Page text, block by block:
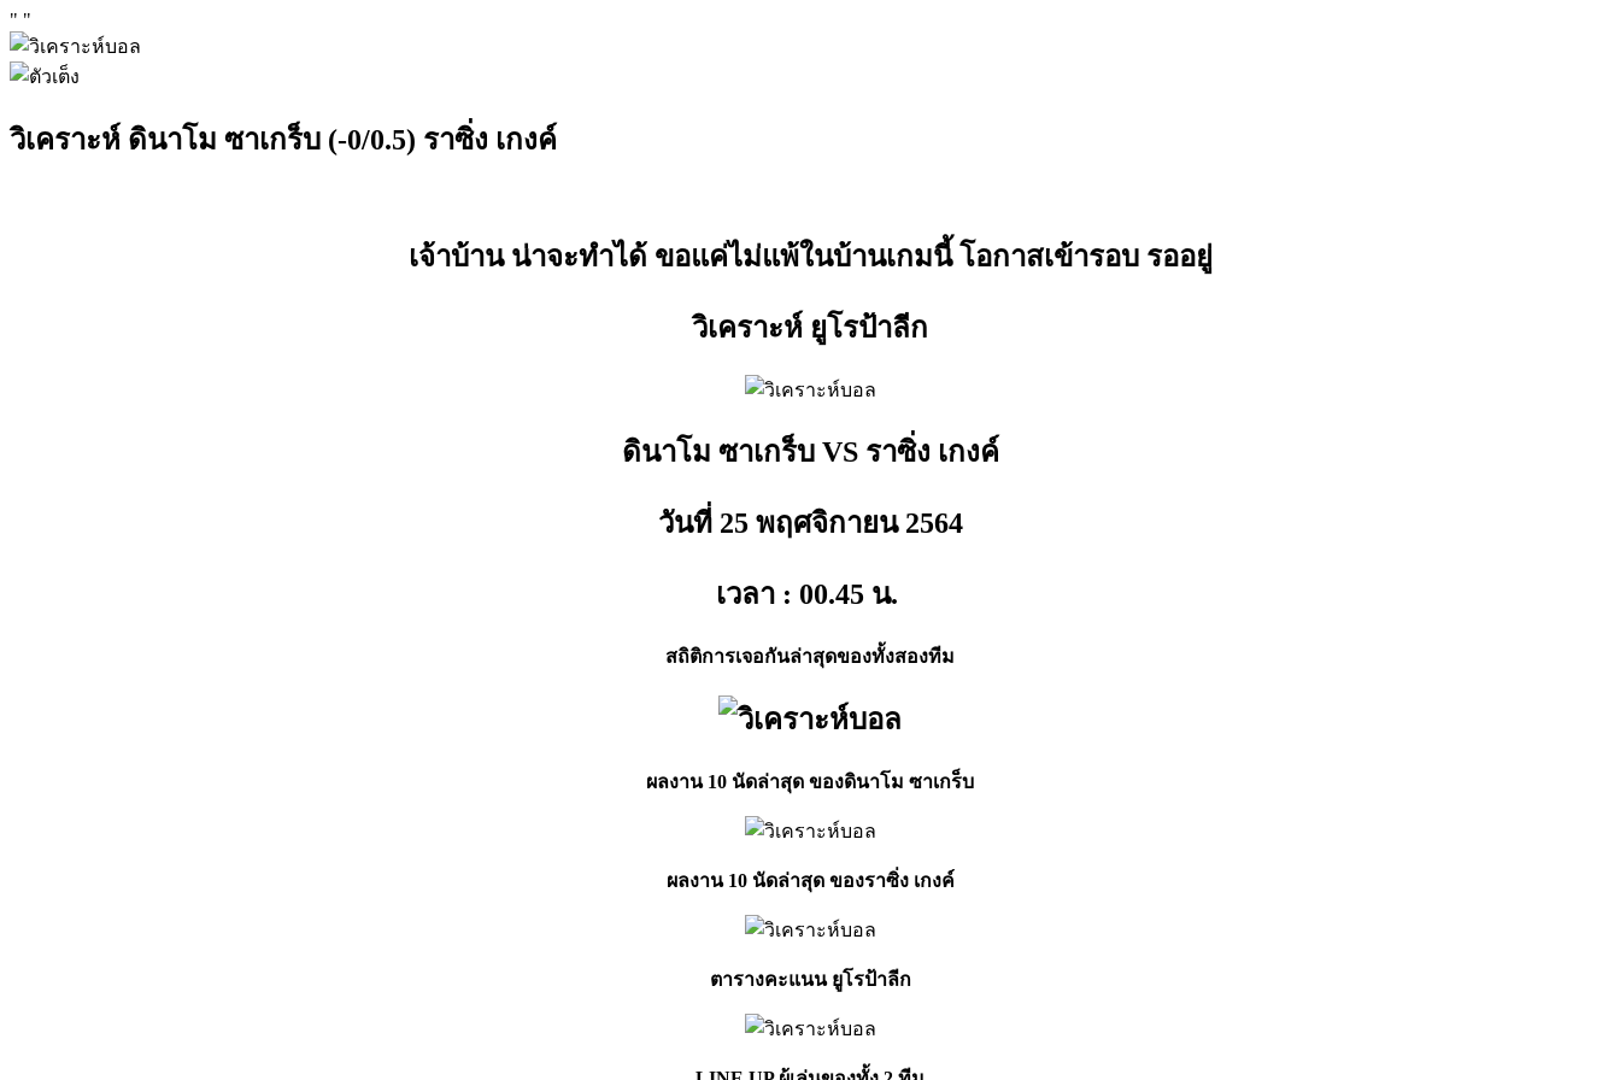
" "
วิเคราะห์ ดินาโม ซาเกร็บ (-0/0.5) ราซิ่ง เกงค์
เจ้าบ้าน น่าจะทำได้ ขอแค่ไม่แพ้ในบ้านเกมนี้ โอกาสเข้ารอบ รออยู่
วิเคราะห์ ยูโรป้าลีก
ดินาโม ซาเกร็บ VS ราซิ่ง เกงค์
วันที่ 25 พฤศจิกายน2564
เวลา : 00.45 น.
สถิติการเจอกันล่าสุดของทั้งสองทีม
ผลงาน 10 นัดล่าสุด ของดินาโม ซาเกร็บ
ผลงาน 10 นัดล่าสุด ของราซิ่ง เกงค์
ตารางคะแนน ยูโรป้าลีก